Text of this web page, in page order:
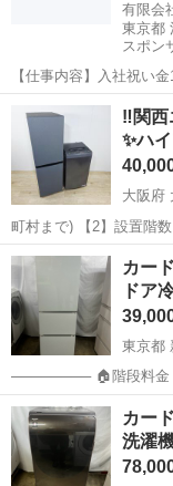
有限会
東京都
スポン
【仕事内容】入社祝い
行直帰OK ・一部車・自
週払いOK、現金手渡
で...
アルバイト・パート
‼️関西
✨ハ
大阪府
町村まで) 【2】設置階数
希望時…
大阪 大阪市 キ
カー
東京都
──────── 🏠階段料金
階…
東京 新宿区 新
カー
洗濯